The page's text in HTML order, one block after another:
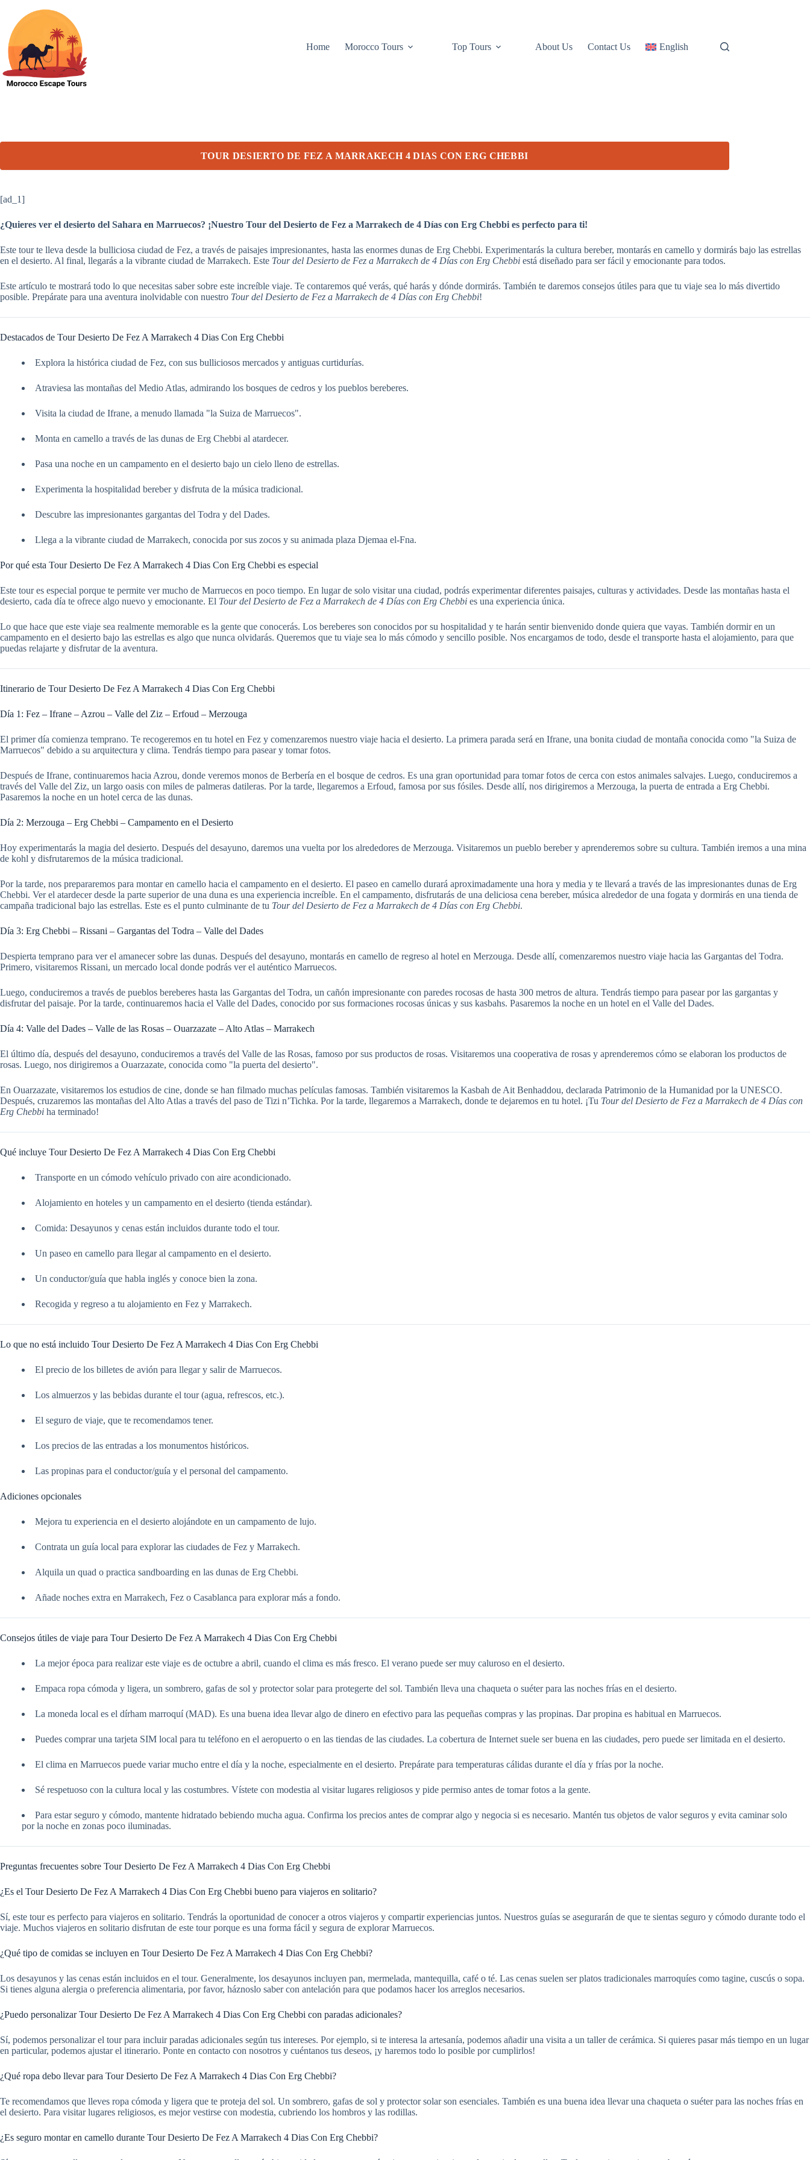
content
Home
Morocco Tours Top Tours About Us Contact Us English
TOUR DESIERTO DE FEZ A MARRAKECH 4 DIAS CON ERG CHEBBI
[ad_1]
¿Quieres ver el desierto del Sahara en Marruecos? ¡Nuestro Tour del Desierto de Fez a Marrakech de 4 Días con Erg Chebbi es perfecto para ti!
Este tour te lleva desde la bulliciosa ciudad de Fez, a través de paisajes impresionantes, hasta las enormes dunas de Erg Chebbi. Experimentarás la cultura bereber, montarás en camello y dormirás bajo las estrellas
en el desierto. Al final, llegarás a la vibrante ciudad de Marrakech. Este Tour del Desierto de Fez a Marrakech de 4 Días con Erg Chebbi está diseñado para ser fácil y emocionante para todos.
Este artículo te mostrará todo lo que necesitas saber sobre este increíble viaje. Te contaremos qué verás, qué harás y dónde dormirás. También te daremos consejos útiles para que tu viaje sea lo más divertido
posible. Prepárate para una aventura inolvidable con nuestro Tour del Desierto de Fez a Marrakech de 4 Días con Erg Chebbi!
Destacados de Tour Desierto De Fez A Marrakech 4 Dias Con Erg Chebbi
Explora la histórica ciudad de Fez, con sus bulliciosos mercados y antiguas curtidurías.
Atraviesa las montañas del Medio Atlas, admirando los bosques de cedros y los pueblos bereberes.
Visita la ciudad de Ifrane, a menudo llamada "la Suiza de Marruecos".
Monta en camello a través de las dunas de Erg Chebbi al atardecer.
Pasa una noche en un campamento en el desierto bajo un cielo lleno de estrellas.
Experimenta la hospitalidad bereber y disfruta de la música tradicional.
Descubre las impresionantes gargantas del Todra y del Dades.
Llega a la vibrante ciudad de Marrakech, conocida por sus zocos y su animada plaza Djemaa el-Fna.
Por qué esta Tour Desierto De Fez A Marrakech 4 Dias Con Erg Chebbi es especial
Este tour es especial porque te permite ver mucho de Marruecos en poco tiempo. En lugar de solo visitar una ciudad, podrás experimentar diferentes paisajes, culturas y actividades. Desde las montañas hasta el
desierto, cada día te ofrece algo nuevo y emocionante. El Tour del Desierto de Fez a Marrakech de 4 Días con Erg Chebbi es una experiencia única.
Lo que hace que este viaje sea realmente memorable es la gente que conocerás. Los bereberes son conocidos por su hospitalidad y te harán sentir bienvenido donde quiera que vayas. También dormir en un
campamento en el desierto bajo las estrellas es algo que nunca olvidarás. Queremos que tu viaje sea lo más cómodo y sencillo posible. Nos encargamos de todo, desde el transporte hasta el alojamiento, para que
puedas relajarte y disfrutar de la aventura.
Itinerario de Tour Desierto De Fez A Marrakech 4 Dias Con Erg Chebbi
Día 1: Fez – Ifrane – Azrou – Valle del Ziz – Erfoud – Merzouga
El primer día comienza temprano. Te recogeremos en tu hotel en Fez y comenzaremos nuestro viaje hacia el desierto. La primera parada será en Ifrane, una bonita ciudad de montaña conocida como "la Suiza de
Marruecos" debido a su arquitectura y clima. Tendrás tiempo para pasear y tomar fotos.
Después de Ifrane, continuaremos hacia Azrou, donde veremos monos de Berbería en el bosque de cedros. Es una gran oportunidad para tomar fotos de cerca con estos animales salvajes. Luego, conduciremos a
través del Valle del Ziz, un largo oasis con miles de palmeras datileras. Por la tarde, llegaremos a Erfoud, famosa por sus fósiles. Desde allí, nos dirigiremos a Merzouga, la puerta de entrada a Erg Chebbi.
Pasaremos la noche en un hotel cerca de las dunas.
Día 2: Merzouga – Erg Chebbi – Campamento en el Desierto
Hoy experimentarás la magia del desierto. Después del desayuno, daremos una vuelta por los alrededores de Merzouga. Visitaremos un pueblo bereber y aprenderemos sobre su cultura. También iremos a una mina
de kohl y disfrutaremos de la música tradicional.
Por la tarde, nos prepararemos para montar en camello hacia el campamento en el desierto. El paseo en camello durará aproximadamente una hora y media y te llevará a través de las impresionantes dunas de Erg
Chebbi. Ver el atardecer desde la parte superior de una duna es una experiencia increíble. En el campamento, disfrutarás de una deliciosa cena bereber, música alrededor de una fogata y dormirás en una tienda de
campaña tradicional bajo las estrellas. Este es el punto culminante de tu Tour del Desierto de Fez a Marrakech de 4 Días con Erg Chebbi.
Día 3: Erg Chebbi – Rissani – Gargantas del Todra – Valle del Dades
Despierta temprano para ver el amanecer sobre las dunas. Después del desayuno, montarás en camello de regreso al hotel en Merzouga. Desde allí, comenzaremos nuestro viaje hacia las Gargantas del Todra.
Primero, visitaremos Rissani, un mercado local donde podrás ver el auténtico Marruecos.
Luego, conduciremos a través de pueblos bereberes hasta las Gargantas del Todra, un cañón impresionante con paredes rocosas de hasta 300 metros de altura. Tendrás tiempo para pasear por las gargantas y
disfrutar del paisaje. Por la tarde, continuaremos hacia el Valle del Dades, conocido por sus formaciones rocosas únicas y sus kasbahs. Pasaremos la noche en un hotel en el Valle del Dades.
Día 4: Valle del Dades – Valle de las Rosas – Ouarzazate – Alto Atlas – Marrakech
El último día, después del desayuno, conduciremos a través del Valle de las Rosas, famoso por sus productos de rosas. Visitaremos una cooperativa de rosas y aprenderemos cómo se elaboran los productos de
rosas. Luego, nos dirigiremos a Ouarzazate, conocida como "la puerta del desierto".
En Ouarzazate, visitaremos los estudios de cine, donde se han filmado muchas películas famosas. También visitaremos la Kasbah de Ait Benhaddou, declarada Patrimonio de la Humanidad por la UNESCO.
Después, cruzaremos las montañas del Alto Atlas a través del paso de Tizi n’Tichka. Por la tarde, llegaremos a Marrakech, donde te dejaremos en tu hotel. ¡Tu Tour del Desierto de Fez a Marrakech de 4 Días con
Erg Chebbi ha terminado!
Qué incluye Tour Desierto De Fez A Marrakech 4 Dias Con Erg Chebbi
Transporte en un cómodo vehículo privado con aire acondicionado.
Alojamiento en hoteles y un campamento en el desierto (tienda estándar).
Comida: Desayunos y cenas están incluidos durante todo el tour.
Un paseo en camello para llegar al campamento en el desierto.
Un conductor/guía que habla inglés y conoce bien la zona.
Recogida y regreso a tu alojamiento en Fez y Marrakech.
Lo que no está incluido Tour Desierto De Fez A Marrakech 4 Dias Con Erg Chebbi
El precio de los billetes de avión para llegar y salir de Marruecos.
Los almuerzos y las bebidas durante el tour (agua, refrescos, etc.).
El seguro de viaje, que te recomendamos tener.
Los precios de las entradas a los monumentos históricos.
Las propinas para el conductor/guía y el personal del campamento.
Adiciones opcionales
Mejora tu experiencia en el desierto alojándote en un campamento de lujo.
Contrata un guía local para explorar las ciudades de Fez y Marrakech.
Alquila un quad o practica sandboarding en las dunas de Erg Chebbi.
Añade noches extra en Marrakech, Fez o Casablanca para explorar más a fondo.
Consejos útiles de viaje para Tour Desierto De Fez A Marrakech 4 Dias Con Erg Chebbi
La mejor época para realizar este viaje es de octubre a abril, cuando el clima es más fresco. El verano puede ser muy caluroso en el desierto.
Empaca ropa cómoda y ligera, un sombrero, gafas de sol y protector solar para protegerte del sol. También lleva una chaqueta o suéter para las noches frías en el desierto.
La moneda local es el dírham marroquí (MAD). Es una buena idea llevar algo de dinero en efectivo para las pequeñas compras y las propinas. Dar propina es habitual en Marruecos.
Puedes comprar una tarjeta SIM local para tu teléfono en el aeropuerto o en las tiendas de las ciudades. La cobertura de Internet suele ser buena en las ciudades, pero puede ser limitada en el desierto.
El clima en Marruecos puede variar mucho entre el día y la noche, especialmente en el desierto. Prepárate para temperaturas cálidas durante el día y frías por la noche.
Sé respetuoso con la cultura local y las costumbres. Vístete con modestia al visitar lugares religiosos y pide permiso antes de tomar fotos a la gente.
Para estar seguro y cómodo, mantente hidratado bebiendo mucha agua. Confirma los precios antes de comprar algo y negocia si es necesario. Mantén tus objetos de valor seguros y evita caminar solo
por la noche en zonas poco iluminadas.
Preguntas frecuentes sobre Tour Desierto De Fez A Marrakech 4 Dias Con Erg Chebbi
¿Es el Tour Desierto De Fez A Marrakech 4 Dias Con Erg Chebbi bueno para viajeros en solitario?
Sí, este tour es perfecto para viajeros en solitario. Tendrás la oportunidad de conocer a otros viajeros y compartir experiencias juntos. Nuestros guías se asegurarán de que te sientas seguro y cómodo durante todo el
viaje. Muchos viajeros en solitario disfrutan de este tour porque es una forma fácil y segura de explorar Marruecos.
¿Qué tipo de comidas se incluyen en Tour Desierto De Fez A Marrakech 4 Dias Con Erg Chebbi?
Los desayunos y las cenas están incluidos en el tour. Generalmente, los desayunos incluyen pan, mermelada, mantequilla, café o té. Las cenas suelen ser platos tradicionales marroquíes como tagine, cuscús o sopa.
Si tienes alguna alergia o preferencia alimentaria, por favor, háznoslo saber con antelación para que podamos hacer los arreglos necesarios.
¿Puedo personalizar Tour Desierto De Fez A Marrakech 4 Dias Con Erg Chebbi con paradas adicionales?
Sí, podemos personalizar el tour para incluir paradas adicionales según tus intereses. Por ejemplo, si te interesa la artesanía, podemos añadir una visita a un taller de cerámica. Si quieres pasar más tiempo en un lugar
en particular, podemos ajustar el itinerario. Ponte en contacto con nosotros y cuéntanos tus deseos, ¡y haremos todo lo posible por cumplirlos!
¿Qué ropa debo llevar para Tour Desierto De Fez A Marrakech 4 Dias Con Erg Chebbi?
Te recomendamos que lleves ropa cómoda y ligera que te proteja del sol. Un sombrero, gafas de sol y protector solar son esenciales. También es una buena idea llevar una chaqueta o suéter para las noches frías en
el desierto. Para visitar lugares religiosos, es mejor vestirse con modestia, cubriendo los hombros y las rodillas.
¿Es seguro montar en camello durante Tour Desierto De Fez A Marrakech 4 Dias Con Erg Chebbi?